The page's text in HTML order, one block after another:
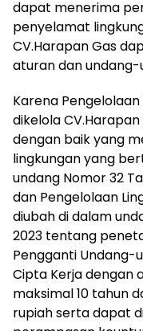
dapat menerima
penyelamat
CV.Harapan Gas
aturan dan
Karena
dikelola
dengan baik yang
lingkungan yang
undang Nomor 32
dan Pengelolaan
diubah di dalam
2023 tentang
Pengganti Undang-
Cipta Kerja dengan
maksimal 10 tahun
rupiah serta dapat